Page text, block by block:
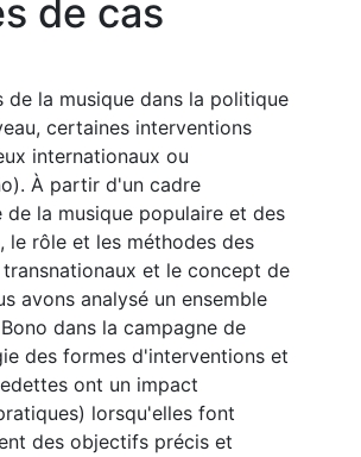
de cas
la musique dans la politique
certaines interventions
internationaux ou
À partir d'un cadre
la musique populaire et des
rôle et les méthodes des
et le concept de
avons analysé un ensemble
dans la campagne de
des formes d'interventions et
ont un impact
lorsqu'elles font
des objectifs précis et